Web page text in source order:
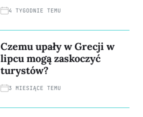
4 TYGODNIE TEMU
Czemu upały w Grecji w
lipcu mogą zaskoczyć
turystów?
3 MIESIĄCE TEMU